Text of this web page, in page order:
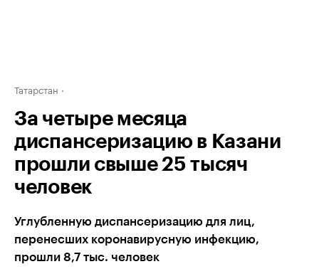
Татарстан
За четыре месяца
диспансеризацию в Казани
прошли свыше 25 тысяч
человек
Углубленную диспансеризацию для лиц,
перенесших коронавирусную инфекцию,
прошли 8,7 тыс. человек